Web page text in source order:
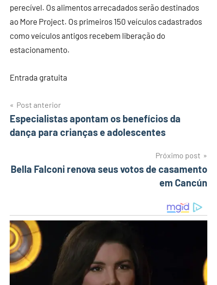
perecível. Os alimentos arrecadados serão destinados
ao More Project. Os primeiros 150 veículos cadastrados
como veículos antigos recebem liberação do
estacionamento.
Entrada gratuita
Navegação
de
Post anterior
Especialistas apontam os benefícios da
dança para crianças e adolescentes
Próximo post
Bella Falconi renova seus votos de casamento
em Cancún